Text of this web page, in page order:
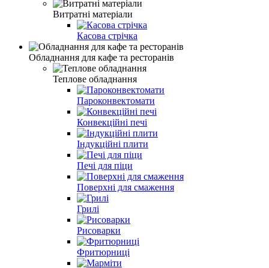
Витратні матеріали
Касова стрічка
Обладнання для кафе та ресторанів
Теплове обладнання
Пароконвектомати
Конвекційні печі
Індукційні плити
Печі для піци
Поверхні для смаження
Грилі
Рисоварки
Фритюрниці